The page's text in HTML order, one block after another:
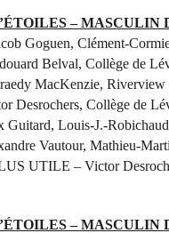
– MASCULIN
Goguen, Clément-
Belval, Collège de
MacKenzie, Riverview
Desrochers, Collège de
Guitard, Louis-J.-Robichaud
Vautour, Mathieu-
UTILE – Victor
– MASCULIN